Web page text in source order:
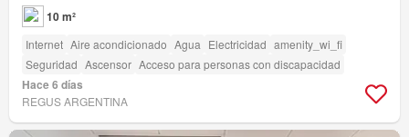
10 m²
Internet Aire acondicionado Agua Electricidad amenity_wi_fi
Seguridad Ascensor Acceso para personas con discapacidad
Hace 6 días
REGUS ARGENTINA